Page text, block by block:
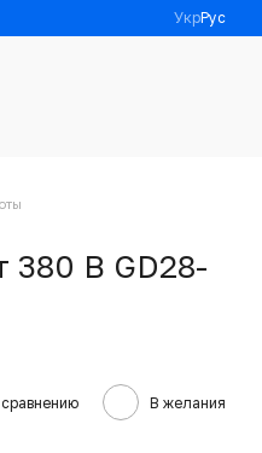
УкрРус
380 В GD28-
В желания